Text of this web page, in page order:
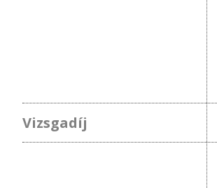
Vizsgadíj